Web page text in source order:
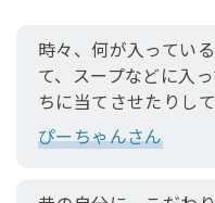
時々、何が入ってい
て、スープなどに入
ちに当てさせたりして
ぴーちゃんさん